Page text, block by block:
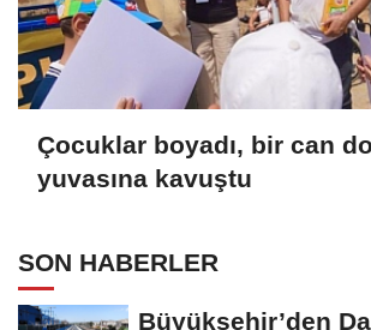
Çocuklar boyadı, bir can
yuvasına kavuştu
SON HABERLER
Büyükşehir’den